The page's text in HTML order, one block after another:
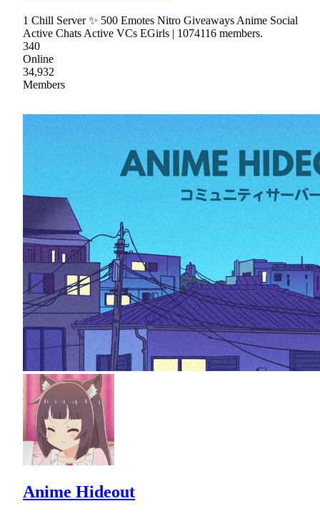
1 Chill Server ✨ 500 Emotes Nitro Giveaways Anime Social
Active Chats Active VCs EGirls | 1074116 members.
340
Online
34,932
Members
Anime Hideout